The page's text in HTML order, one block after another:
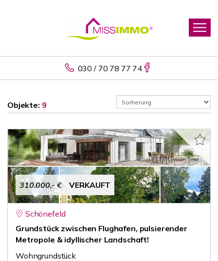
030 / 70 78 77 74
Objekte: 9
310.000,- € VERKAUFT
Schönefeld
Grundstück zwischen Flughafen, pulsierender
Metropole & idyllischer Landschaft!
Wohngrundstück